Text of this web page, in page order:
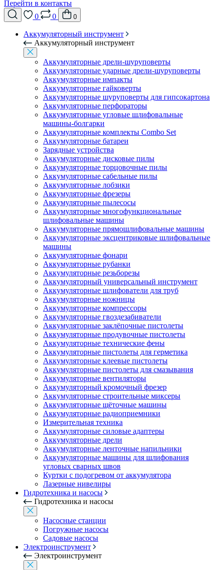
Перейти в контакты
0
0 0
Аккумуляторный инструмент
Аккумуляторный инструмент
Аккумуляторные дрели-шуруповерты
Аккумуляторные ударные дрели-шуруповерты
Аккумуляторные импакты
Аккумуляторные гайковерты
Аккумуляторные шуруповерты для гипсокартона
Аккумуляторные перфораторы
Аккумуляторные угловые шлифовальные
машины-болгарки
Аккумуляторные комплекты Combo Set
Аккумуляторные батареи
Зарядные устройства
Аккумуляторные дисковые пилы
Аккумуляторные торцовочные пилы
Аккумуляторные сабельные пилы
Аккумуляторные лобзики
Аккумуляторные фрезеры
Аккумуляторные пылесосы
Аккумуляторные многофункциональные
шлифовальные машины
Аккумуляторные прямошлифовальные машины
Аккумуляторные эксцентриковые шлифовальные
машины
Аккумуляторные фонари
Аккумуляторные рубанки
Аккумуляторные резьборезы
Аккумуляторный универсальный инструмент
Аккумуляторные шлифователи для труб
Аккумуляторные ножницы
Аккумуляторные компрессоры
Аккумуляторные гвоздезабиватели
Аккумуляторные заклёпочные пистолеты
Аккумуляторные продувочные пистолеты
Аккумуляторные технические фены
Аккумуляторные пистолеты для герметика
Аккумуляторные клеевые пистолеты
Аккумуляторные пистолеты для смазывания
Аккумуляторные вентиляторы
Аккумуляторный кромочный фрезер
Аккумуляторные строительные миксеры
Аккумуляторные щёточные машины
Аккумуляторные радиоприемники
Измерительная техника
Аккумуляторные силовые адаптеры
Аккумуляторные дрели
Аккумуляторные ленточные напильники
Аккумуляторные машины для шлифования
угловых сварных швов
Куртки с подогревом от аккумулятора
Лазерные нивелиры
Гидротехника и насосы
Гидротехника и насосы
Насосные станции
Погружные насосы
Садовые насосы
Электроинструмент
Электроинструмент